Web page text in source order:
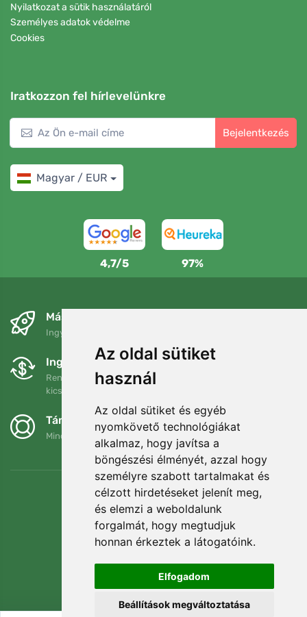
Az oldal sütiket
használ
Az oldal sütiket és egyéb
nyomkövető technológiákat
alkalmaz, hogy javítsa a
böngészési élményét, azzal hogy
személyre szabott tartalmakat és
célzott hirdetéseket jelenít meg,
és elemzi a weboldalunk
forgalmát, hogy megtudjuk
honnan érkeztek a látogatóink.
Elfogadom
Beállítások megváltoztatása
Nyilatkozat a sütik használatáról
Személyes adatok védelme
Cookies
Iratkozzon fel hírlevelünkre
Bejelentkezés
Magyar / EUR
4,7/5 97%
Másnapra és ingyenesen
Ingyenes szállítás a következő összeg felett: 80 EUR
Ingyenes csere és visszaküldés
Rendelését 90 napon belül bármikor visszaküldheti vagy
kicserélheti.
Támogatjuk a Trees.org-ot
Minden megrendelésért ültetünk egy fát! Bővebben